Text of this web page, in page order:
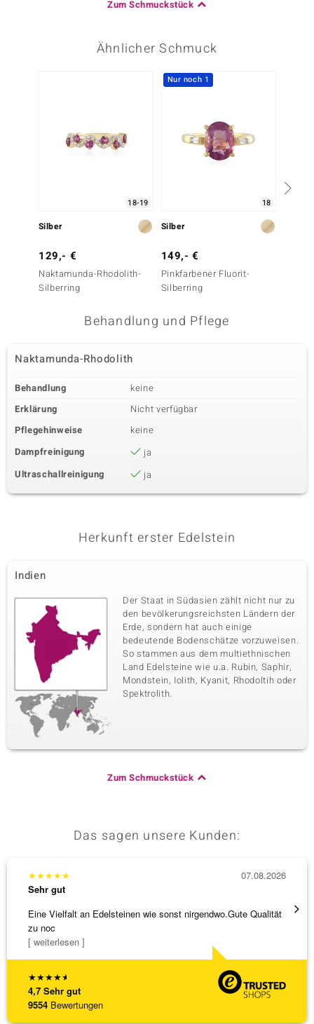
Zum Schmuckstück
Ähnlicher Schmuck
18-19
Silber
129,- €
Naktamunda-Rhodolith-
Silberring
Nur noch 1
18
Silber
149,- €
Pinkfarbener Fluorit-
Silberring
Behandlung und Pflege
Naktamunda-Rhodolith
Behandlung
keine
Erklärung
Nicht verfügbar
Pflegehinweise
keine
Dampfreinigung
ja
Ultraschallreinigung
ja
Herkunft erster Edelstein
Indien
Der Staat in Südasien zählt nicht nur zu
den bevölkerungsreichsten Ländern der
Erde, sondern hat auch einige
bedeutende Bodenschätze vorzuweisen.
So stammen aus dem multiethnischen
Land Edelsteine wie u.a. Rubin, Saphir,
Mondstein, Iolith, Kyanit, Rhodoltih oder
Spektrolith.
Zum Schmuckstück
Das sagen unsere Kunden:
★★★★★
4,7 Sehr gut
9554 Bewertungen
★★★★★
Sehr gut
Eine Vielfalt an Edelsteinen wie sonst nirgendwo.Gute Qualität
zu noc
[ weiterlesen ]
07.08.2026